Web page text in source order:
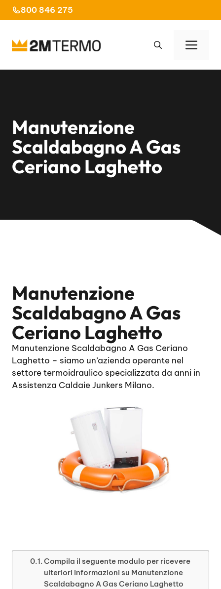
al
800 846 275
Manutenzione
Scaldabagno A Gas
Ceriano Laghetto
Manutenzione
Scaldabagno A Gas
Ceriano Laghetto
Manutenzione Scaldabagno A Gas Ceriano
Laghetto – siamo un’azienda operante nel
settore termoidraulico specializzata da anni in
Assistenza Caldaie Junkers Milano.
Compila il seguente modulo per ricevere
ulteriori informazioni su Manutenzione
Scaldabagno A Gas Ceriano Laghetto